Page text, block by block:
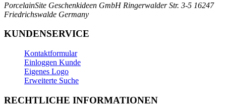
PorcelainSite Geschenkideen GmbH Ringerwalder Str. 3-5 16247
Friedrichswalde Germany
KUNDENSERVICE
Kontaktformular
Einloggen Kunde
Eigenes Logo
Erweiterte Suche
RECHTLICHE INFORMATIONEN